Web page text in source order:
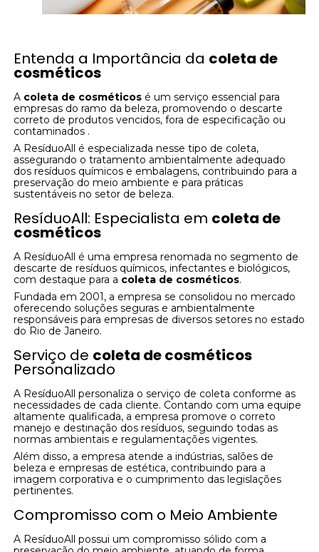
Entenda a Importância da coleta de
cosméticos
A coleta de cosméticos é um serviço essencial para
empresas do ramo da beleza, promovendo o descarte
correto de produtos vencidos, fora de especificação ou
contaminados .
A ResíduoAll é especializada nesse tipo de coleta,
assegurando o tratamento ambientalmente adequado
dos resíduos químicos e embalagens, contribuindo para a
preservação do meio ambiente e para práticas
sustentáveis no setor de beleza.
ResíduoAll: Especialista em coleta de
cosméticos
A ResíduoAll é uma empresa renomada no segmento de
descarte de resíduos químicos, infectantes e biológicos,
com destaque para a coleta de cosméticos.
Fundada em 2001, a empresa se consolidou no mercado
oferecendo soluções seguras e ambientalmente
responsáveis para empresas de diversos setores no estado
do Rio de Janeiro.
Serviço de coleta de cosméticos
Personalizado
A ResíduoAll personaliza o serviço de coleta conforme as
necessidades de cada cliente. Contando com uma equipe
altamente qualificada, a empresa promove o correto
manejo e destinação dos resíduos, seguindo todas as
normas ambientais e regulamentações vigentes.
Além disso, a empresa atende a indústrias, salões de
beleza e empresas de estética, contribuindo para a
imagem corporativa e o cumprimento das legislações
pertinentes.
Compromisso com o Meio Ambiente
A ResíduoAll possui um compromisso sólido com a